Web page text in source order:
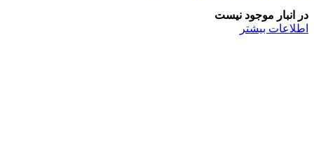
در انبار موجود نیست
اطلاعات بیشتر